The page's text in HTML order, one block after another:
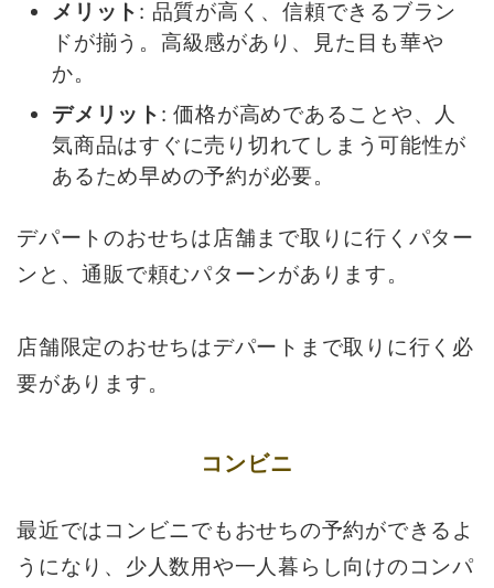
メリット : 品質が高く、信頼できるブラン
ドが揃う。高級感があり、見た目も華や
か。
デメリット : 価格が高めであることや、人
気商品はすぐに売り切れてしまう可能性が
あるため早めの予約が必要。
デパートのおせちは店舗まで取りに行くパター
ンと、通販で頼むパターンがあります。
店舗限定のおせちはデパートまで取りに行く必
要があります。
コンビニ
最近ではコンビニでもおせちの予約ができるよ
うになり、少人数用や一人暮らし向けのコンパ